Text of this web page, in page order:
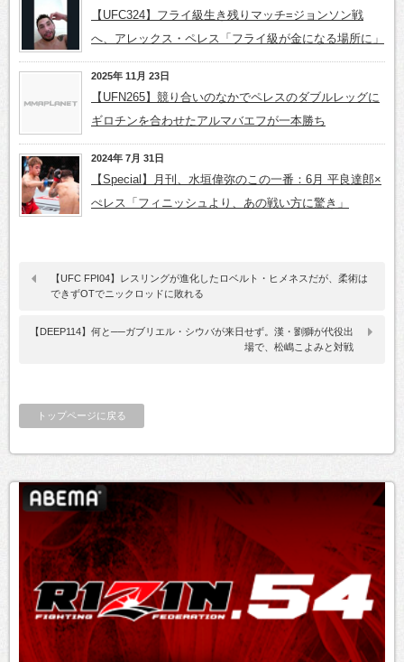
【UFC324】フライ級生き残りマッチ=ジョンソン戦
へ、アレックス・ペレス「フライ級が金になる場所に」
2025年 11月 23日
【UFN265】競り合いのなかでペレスのダブルレッグに
ギロチンを合わせたアルマバエフが一本勝ち
2024年 7月 31日
【Special】月刊、水垣偉弥のこの一番：6月 平良達郎×
ぺレス「フィニッシュより、あの戦い方に驚き」
【UFC FPI04】レスリングが進化したロベルト・ヒメネスだが、柔術は
できずOTでニックロッドに敗れる
【DEEP114】何と──ガブリエル・シウバが来日せず。漢・劉獅が代役出
場で、松嶋こよみと対戦
トップページに戻る